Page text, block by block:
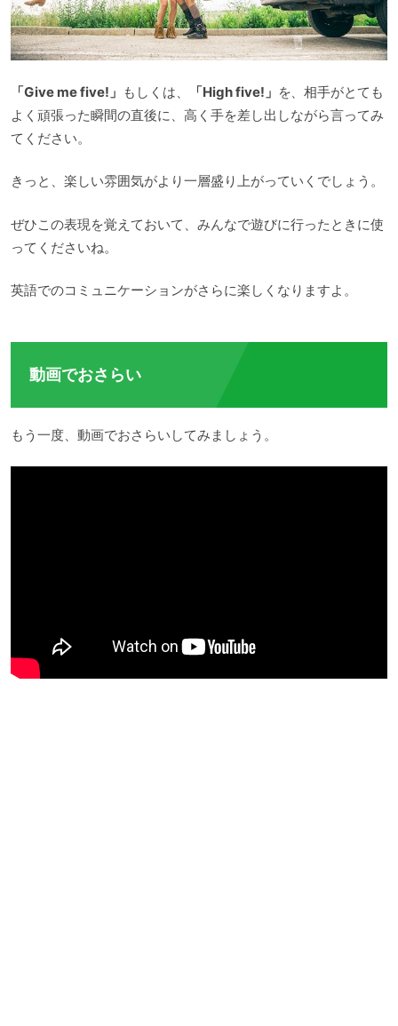
「Give me five!」 もしくは、 「High five!」 を、相手がとても
よく頑張った瞬間の直後に、高く手を差し出しながら言ってみ
てください。
きっと、楽しい雰囲気がより一層盛り上がっていくでしょう。
ぜひこの表現を覚えておいて、みんなで遊びに行ったときに使
ってくださいね。
英語でのコミュニケーションがさらに楽しくなりますよ。
動画でおさらい
もう一度、動画でおさらいしてみましょう。